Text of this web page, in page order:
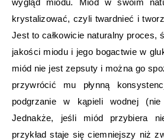
wygląd miodu. Miód w swoim
krystalizować, czyli twardnieć i
Jest to całkowicie naturalny proces,
jakości miodu i jego bogactwie w
miód nie jest zepsuty i można go
przywrócić mu płynną
podgrzanie w kąpieli wodnej
Jednakże, jeśli miód przybiera
przykład staje się ciemniejszy niż